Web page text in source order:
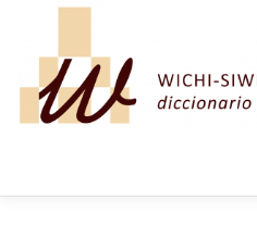
Saltar al contenido